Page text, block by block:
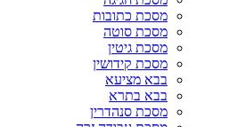
מסכת כתובות
מסכת סוטה
מסכת גיטין
מסכת קידושין
בבא מציעא
בבא בתרא
מסכת סנהדרין